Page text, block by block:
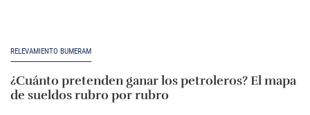
RELEVAMIENTO BUMERAM
¿Cuánto pretenden ganar los petroleros? El mapa
de sueldos rubro por rubro